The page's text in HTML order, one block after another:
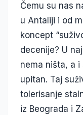
Čemu su nas
u Antaliji i od
koncept
decenije? U
nema ništa, a
upitan. Taj
tolerisanje
iz Beograda i